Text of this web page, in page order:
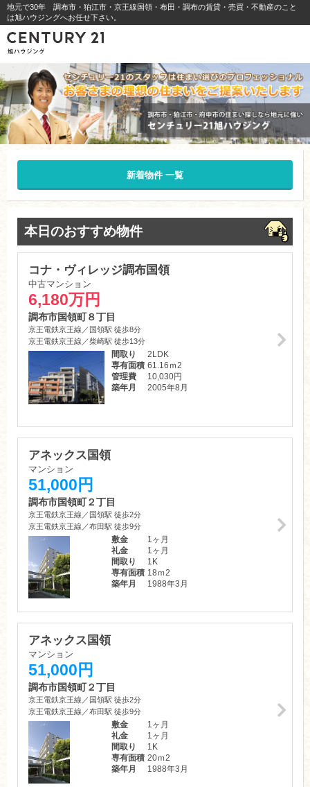
地元で30年 調布市・狛江市・京王線国領・布田・調布の賃貸・売買・不動産のこと
は旭ハウジングへお任せ下さい。
新着物件 一覧
本日のおすすめ物件
コナ・ヴィレッジ調布国領
中古マンション
6,180万円
調布市国領町８丁目
京王電鉄京王線／国領駅 徒歩8分
京王電鉄京王線／柴崎駅 徒歩13分
間取り
2LDK
専有面積 61.16ｍ2
管理費
10,030円
築年月
2005年8月
アネックス国領
マンション
51,000円
調布市国領町２丁目
京王電鉄京王線／国領駅 徒歩2分
京王電鉄京王線／布田駅 徒歩9分
敷金
1ヶ月
礼金
1ヶ月
間取り
1K
専有面積 18ｍ2
築年月
1988年3月
アネックス国領
マンション
51,000円
調布市国領町２丁目
京王電鉄京王線／国領駅 徒歩2分
京王電鉄京王線／布田駅 徒歩9分
敷金
1ヶ月
礼金
1ヶ月
間取り
1K
専有面積 20ｍ2
築年月
1988年3月